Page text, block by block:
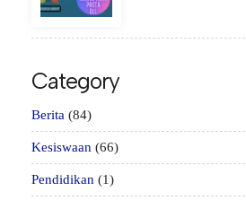
Category
Berita (84)
Kesiswaan (66)
Pendidikan (1)